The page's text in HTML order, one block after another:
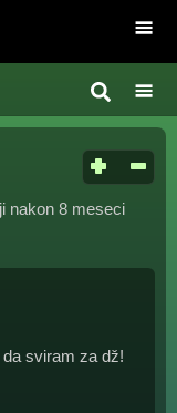
nakon 8 meseci
sviram za dž!